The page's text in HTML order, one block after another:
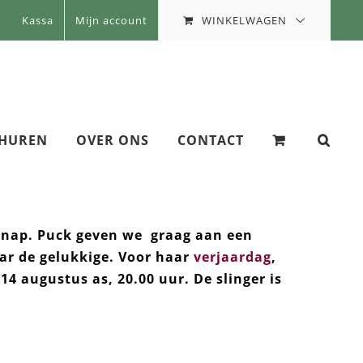
Kassa Mijn account WINKELWAGEN
OVER ONS CONTACT
Puck geven we graag aan een
de gelukkige. Voor haar verjaardag,
augustus as, 20.00 uur. De slinger is